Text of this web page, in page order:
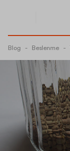
Blog - Beslenme -